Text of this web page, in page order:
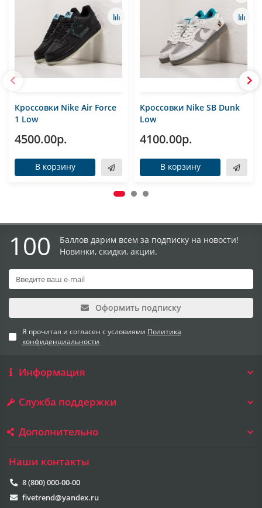
Кроссовки Nike Air Force
1 Low
4500.00р.
В корзину
Кроссовки Nike SB Dunk
Low
4100.00р.
В корзину
100
Баллов дарим всем за подписку на новости!
Новинки, скидки, акции.
Оформить подписку
Я прочитал и согласен с условиями Политика
конфиденциальности
Информация
Служба поддержки
Дополнительно
Наши контакты
8 (800) 000-00-00
fivetrend@yandex.ru